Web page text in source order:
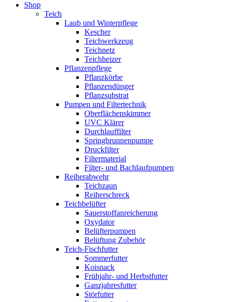
Shop
Teich
Laub und Winterpflege
Kescher
Teichwerkzeug
Teichnetz
Teichheizer
Pflanzenpflege
Pflanzkörbe
Pflanzendünger
Pflanzsubstrat
Pumpen und Filtertechnik
Oberflächenskimmer
UVC Klärer
Durchlauffilter
Springbrunnenpumpe
Druckfilter
Filtermaterial
Filter- und Bachlaufpumpen
Reiherabwehr
Teichzaun
Reiherschreck
Teichbelüfter
Sauerstoffanreicherung
Oxydator
Belüfterpumpen
Belüftung Zubehör
Teich-Fischfutter
Sommerfutter
Koisnack
Frühjahr- und Herbstfutter
Ganzjahresfutter
Störfutter